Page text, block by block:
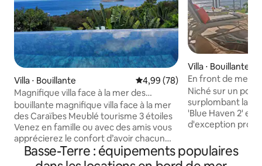
Villa ⋅ Bouillante Évaluation moyenne sur la
4,99 (78)
Magnifique villa face à la mer des
Caraïbes
bouillante magnifique villa face à la mer
des Caraïbes Meublé tourisme 3 étoiles
Venez en famille ou avec des amis vous
apprécierez le confort d’avoir chacun
votre salle d’eau (douche) et wc séparé
La cuisine ouverte sur pièce à vivre est
Villa ⋅ Bouillante
En front de mer
Haven 2
Niché sur un
surplombant la
'Blue Haven 2' est
d'exception proposée par
famille ou en
plus de 2 adultes.
Basse-Terre : équipements populaires